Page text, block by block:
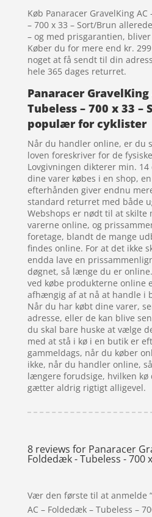
Køb Panaracer GravelKing
– 700 x 33 – Sort/Brun
– og med prisgarantien,
Køber du for mere end kr.
noget at få sendt til din
hele 365 dages returret.
Panaracer
Tubeless – 700 x 33 –
populær for cyklister
Når du handler online, er du
loven foreskriver for de
Lovgivningen dikterer min.
dine varer købes i en shop,
efterhånden giver endnu
standard returret med både
Webshops er nødt til at skilte
varerne online, og
foretage, blandt de mange
findes online. For at det ikke
endda lave en
døgnet, så længe du er
ved købe produkterne online
afhængig af at nå at handle i
Når du har købt dine varer,
adresse, eller de kan blive
du skal bare huske at vælge
med at stå i kø i en butik er
gammeldags, når du køber
ikke, når du handler online,
længere forudsige, hvilken kø
gætter aldrig rigtigt alligevel.
8 reviews for Panaracer
Foldedæk - Tubeless - 700
Vær den første til at anmelde
AC – Foldedæk – Tubeless –